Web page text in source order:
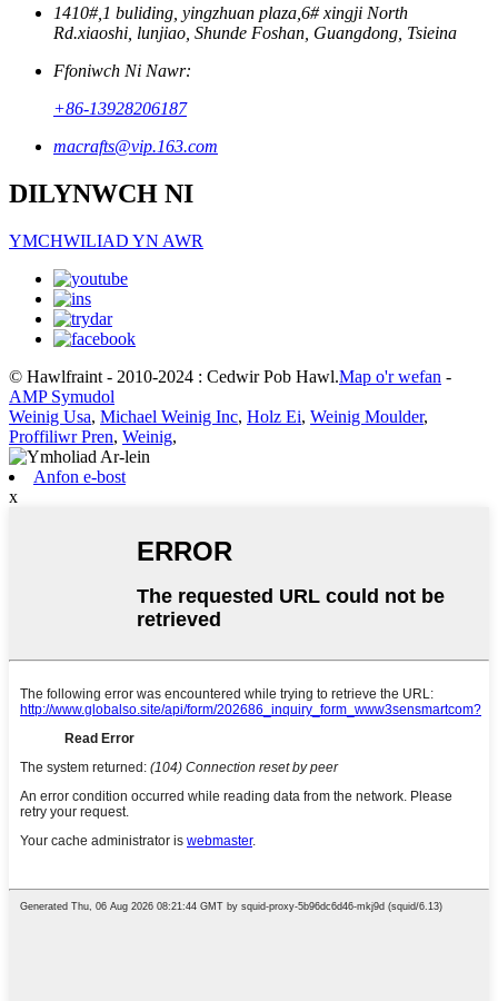
1410#,1 buliding, yingzhuan plaza,6# xingji North
Rd.xiaoshi, lunjiao, Shunde Foshan, Guangdong, Tsieina
Ffoniwch Ni Nawr:
+86-13928206187
macrafts@vip.163.com
DILYNWCH NI
YMCHWILIAD YN AWR
© Hawlfraint - 2010-2024 : Cedwir Pob Hawl.Map o'r wefan -
AMP Symudol
Weinig Usa, Michael Weinig Inc, Holz Ei, Weinig Moulder,
Proffiliwr Pren, Weinig,
Anfon e-bost
x